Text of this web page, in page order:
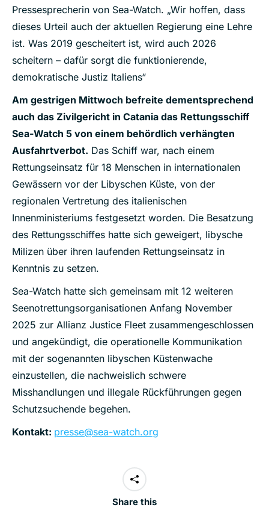
Pressesprecherin von Sea-Watch. „Wir hoffen, dass
dieses Urteil auch der aktuellen Regierung eine Lehre
ist. Was 2019 gescheitert ist, wird auch 2026
scheitern – dafür sorgt die funktionierende,
demokratische Justiz Italiens“
Am gestrigen Mittwoch befreite dementsprechend
auch das Zivilgericht in Catania das Rettungsschiff
Sea-Watch 5 von einem behördlich verhängten
Ausfahrtverbot. Das Schiff war, nach einem
Rettungseinsatz für 18 Menschen in internationalen
Gewässern vor der Libyschen Küste, von der
regionalen Vertretung des italienischen
Innenministeriums festgesetzt worden. Die Besatzung
des Rettungsschiffes hatte sich geweigert, libysche
Milizen über ihren laufenden Rettungseinsatz in
Kenntnis zu setzen.
Sea-Watch hatte sich gemeinsam mit 12 weiteren
Seenotrettungsorganisationen Anfang November
2025 zur Allianz Justice Fleet zusammengeschlossen
und angekündigt, die operationelle Kommunikation
mit der sogenannten libyschen Küstenwache
einzustellen, die nachweislich schwere
Misshandlungen und illegale Rückführungen gegen
Schutzsuchende begehen.
Kontakt: presse@sea-watch.org
Share this